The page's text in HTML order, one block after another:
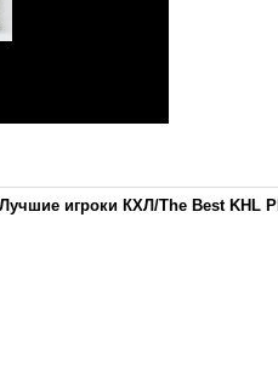
игроки КХЛ/The Best KHL